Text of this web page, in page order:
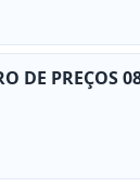
DE PREÇOS